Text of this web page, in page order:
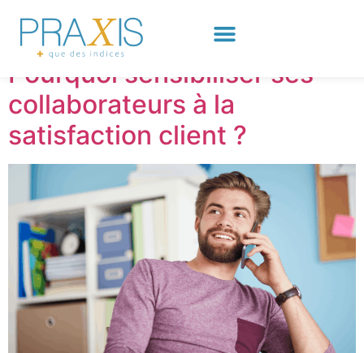
Jour :21 mai 2026
Pourquoi sensibiliser ses
collaborateurs à la
satisfaction client ?